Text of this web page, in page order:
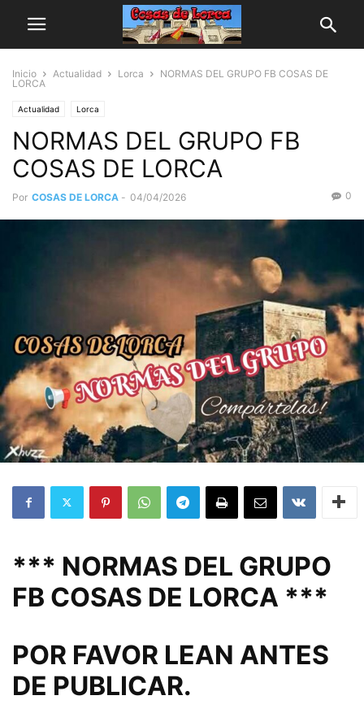
Inicio Actualidad Lorca
NORMAS DEL GRUPO FB COSAS DE
LORCA
Actualidad Lorca
NORMAS DEL GRUPO FB
COSAS DE LORCA
Por COSAS DE LORCA - 04/04/2026 0
*** NORMAS DEL GRUPO
FB COSAS DE LORCA ***
POR FAVOR LEAN ANTES
DE PUBLICAR.